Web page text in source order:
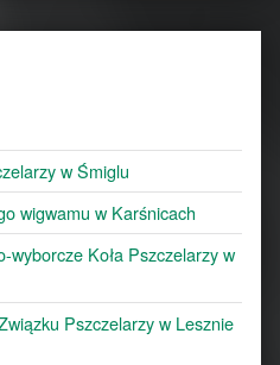
w Śmiglu
wigwamu w Karśnicach
wyborcze Koła Pszczelarzy w
Pszczelarzy w Lesznie